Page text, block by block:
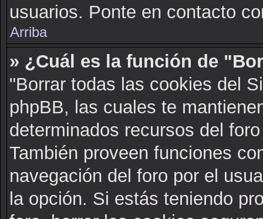
usuarios. Ponte en contacto
Arriba
» ¿Cuál es la función de
"Borrar todas las cookies del
phpBB, las cuales te
determinados recursos del
También proveen funciones
navegación del foro por el
la opción. Si estás teniendo